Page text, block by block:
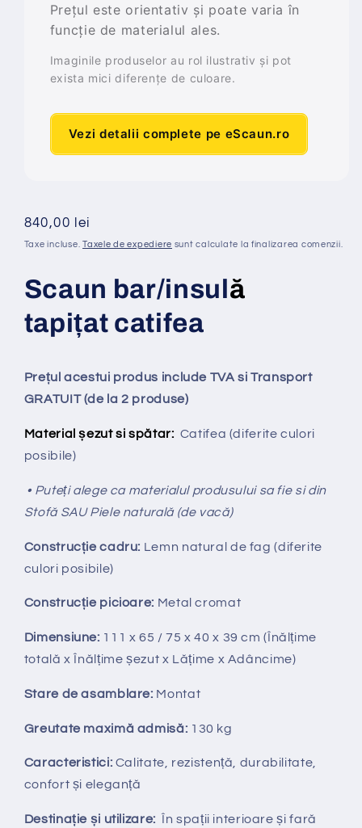
Prețul este orientativ și poate varia în
funcție de materialul ales.
Imaginile produselor au rol ilustrativ și pot
exista mici diferențe de culoare.
Vezi detalii complete pe eScaun.ro
Preț
obișnuit
840,00 lei
Taxe incluse.Taxele de expediere sunt calculate la finalizarea comenzii.
Scaun bar/insulă
tapițat catifea
Prețul acestui produs include TVA si Transport
GRATUIT (de la 2 produse)
Material șezut si spătar: Catifea (diferite culori
posibile)
• Puteți alege ca materialul produsului sa fie si din
Stofă SAU Piele naturală (de vacă)
Construcție cadru: Lemn natural de fag (diferite
culori posibile)
Construcție picioare: Metal cromat
Dimensiune: 111 x 65 / 75 x 40 x 39 cm (Înălțime
totală x Înălțimeșezut x Lățime x Adâncime)
Stare de asamblare: Montat
Greutate maximă admisă: 130 kg
Caracteristici: Calitate, rezistență, durabilitate,
confort și eleganță
Destinație și utilizare: În spații interioare și fară